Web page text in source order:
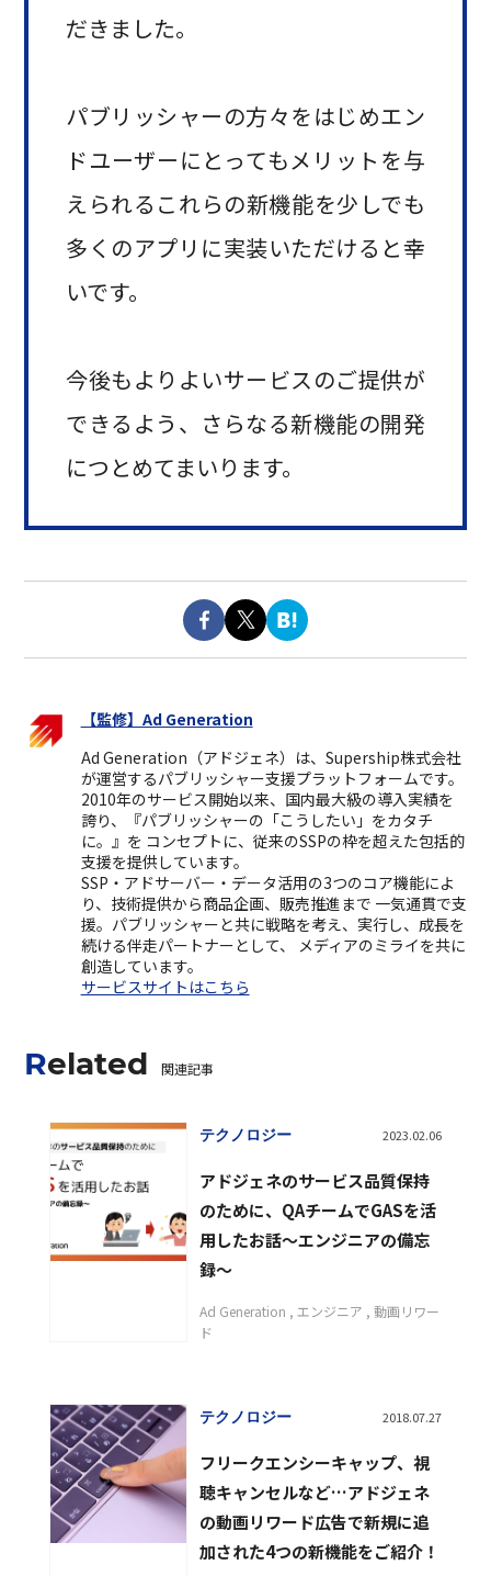
だきました。
パブリッシャーの方々をはじめエン
ドユーザーにとってもメリットを与
えられるこれらの新機能を少しでも
多くのアプリに実装いただけると幸
いです。
今後もよりよいサービスのご提供が
できるよう、さらなる新機能の開発
につとめてまいります。
【監修】Ad Generation
Ad Generation（アドジェネ）は、Supership株式会社
が運営するパブリッシャー支援プラットフォームです。
2010年のサービス開始以来、国内最大級の導入実績を
誇り、『パブリッシャーの「こうしたい」をカタチ
に。』を コンセプトに、従来のSSPの枠を超えた包括的
支援を提供しています。
SSP・アドサーバー・データ活用の3つのコア機能によ
り、技術提供から商品企画、販売推進まで 一気通貫で支
援。パブリッシャーと共に戦略を考え、実行し、成長を
続ける伴走パートナーとして、 メディアのミライを共に
創造しています。
サービスサイトはこちら
Related 関連記事
テクノロジー 2023.02.06
アドジェネのサービス品質保持
のために、QAチームでGASを活
用したお話〜エンジニアの備忘
録〜
Ad Generation エンジニア
動画リワー
ド
テクノロジー 2018.07.27
フリークエンシーキャップ、視
聴キャンセルなど…アドジェネ
の動画リワード広告で新規に追
加された4つの新機能をご紹介！